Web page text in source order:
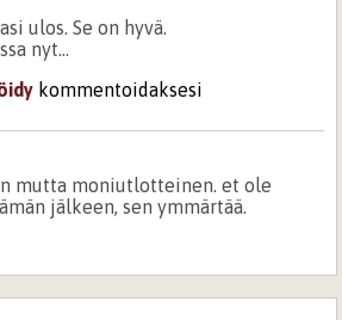
ulos. Se on hyvä.
nyt...
kommentoidaksesi
mutta moniutlotteinen. et ole
jälkeen, sen ymmärtää.